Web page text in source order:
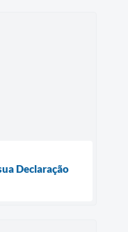
Declaração